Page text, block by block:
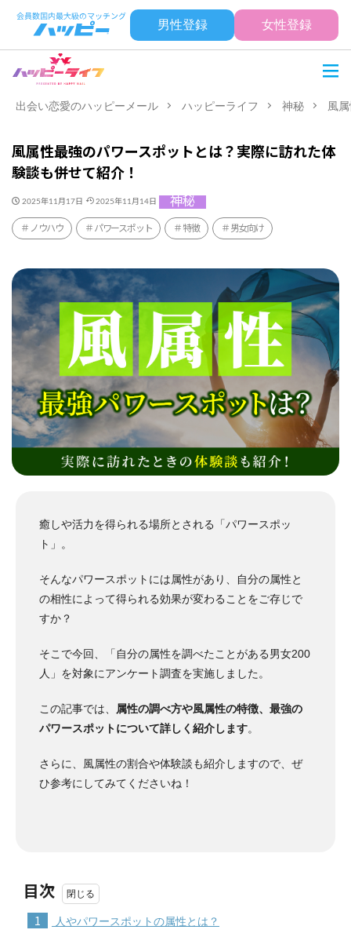
男性登録 女性登録
出会い恋愛のハッピーメール ハッピーライフ 神秘 風
風属性最強のパワースポットとは？実際に訪れた体
験談も併せて紹介！
2025年11月17日 2025年11月14日 神秘
ノウハウ パワースポット 特徴 男女向け
癒しや活力を得られる場所とされる「パワースポッ
ト」。
そんなパワースポットには属性があり、自分の属性と
の相性によって得られる効果が変わることをご存じで
すか？
そこで今回、「自分の属性を調べたことがある男女200
人」を対象にアンケート調査を実施しました。
この記事では、
属性の調べ方や風属性の特徴、最強の
パワースポットについて詳しく紹介します。
さらに、風属性の割合や体験談も紹介しますので、ぜ
ひ参考にしてみてくださいね！
目次
1 人やパワースポットの属性とは？